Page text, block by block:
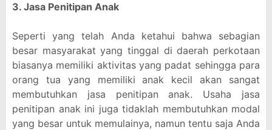
3. Jasa Penitipan Anak
Seperti yang telah Anda ketahui bahwa sebagian
besar masyarakat yang tinggal di daerah perkotaan
biasanya memiliki aktivitas yang padat sehingga para
orang tua yang memiliki anak kecil akan sangat
membutuhkan jasa penitipan anak. Usaha jasa
penitipan anak ini juga tidaklah membutuhkan modal
yang besar untuk memulainya, namun tentu saja Anda